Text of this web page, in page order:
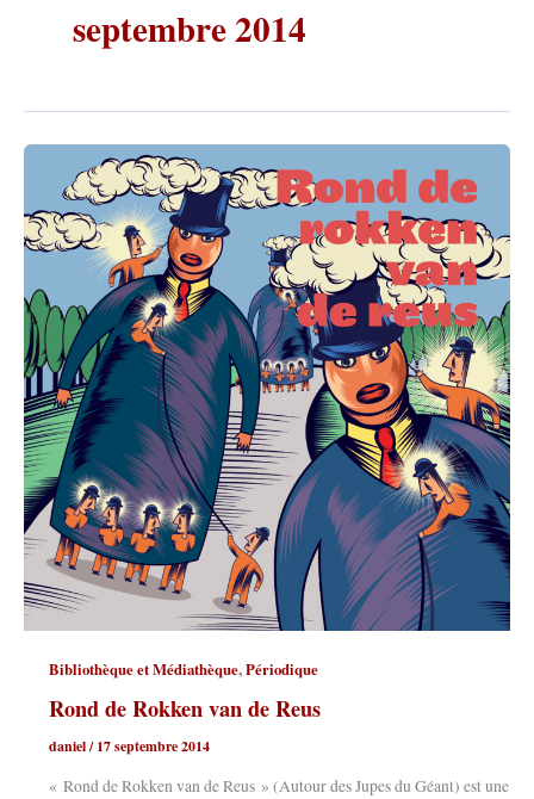
septembre 2014
Bibliothèque et Médiathèque,Périodique
Rond de Rokken van de Reus
daniel/17 septembre 2014
« Rond de Rokken van de Reus » (Autour des Jupes du Géant) est une